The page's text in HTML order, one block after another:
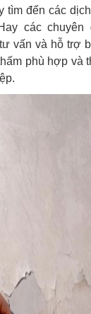
tìm đến các
các chuyên
vấn và hỗ trợ
phù hợp và